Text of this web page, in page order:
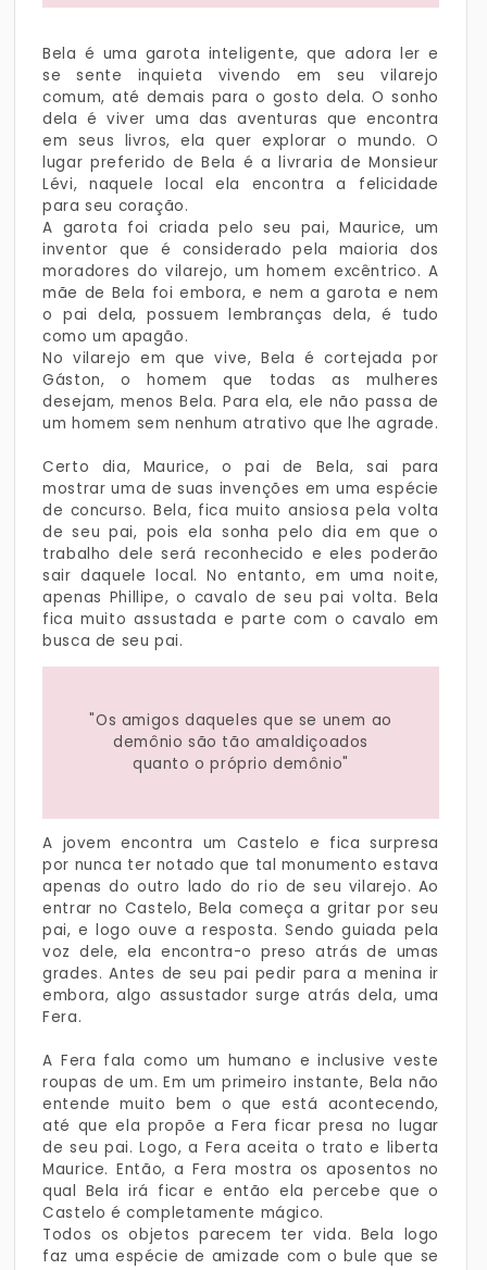
Bela é uma garota inteligente, que adora ler e
se sente inquieta vivendo em seu vilarejo
comum, até demais para o gosto dela. O sonho
dela é viver uma das aventuras que encontra
em seus livros, ela quer explorar o mundo. O
lugar preferido de Bela é a livraria de Monsieur
Lévi, naquele local ela encontra a felicidade
para seu coração.
A garota foi criada pelo seu pai, Maurice, um
inventor que é considerado pela maioria dos
moradores do vilarejo, um homem excêntrico. A
mãe de Bela foi embora, e nem a garota e nem
o pai dela, possuem lembranças dela, é tudo
como um apagão.
No vilarejo em que vive, Bela é cortejada por
Gáston, o homem que todas as mulheres
desejam, menos Bela. Para ela, ele não passa de
um homem sem nenhum atrativo que lhe agrade.
Certo dia, Maurice, o pai de Bela, sai para
mostrar uma de suas invenções em uma espécie
de concurso. Bela, fica muito ansiosa pela volta
de seu pai, pois ela sonha pelo dia em que o
trabalho dele será reconhecido e eles poderão
sair daquele local. No entanto, em uma noite,
apenas Phillipe, o cavalo de seu pai volta. Bela
fica muito assustada e parte com o cavalo em
busca de seu pai.
"Os amigos daqueles que se unem ao
demônio são tão amaldiçoados
quanto o próprio demônio"
A jovem encontra um Castelo e fica surpresa
por nunca ter notado que tal monumento estava
apenas do outro lado do rio de seu vilarejo. Ao
entrar no Castelo, Bela começa a gritar por seu
pai, e logo ouve a resposta. Sendo guiada pela
voz dele, ela encontra-o preso atrás de umas
grades. Antes de seu pai pedir para a menina ir
embora, algo assustador surge atrás dela, uma
Fera.
A Fera fala como um humano e inclusive veste
roupas de um. Em um primeiro instante, Bela não
entende muito bem o que está acontecendo,
até que ela propõe a Fera ficar presa no lugar
de seu pai. Logo, a Fera aceita o trato e liberta
Maurice. Então, a Fera mostra os aposentos no
qual Bela irá ficar e então ela percebe que o
Castelo é completamente mágico.
Todos os objetos parecem ter vida. Bela logo
faz uma espécie de amizade com o bule que se